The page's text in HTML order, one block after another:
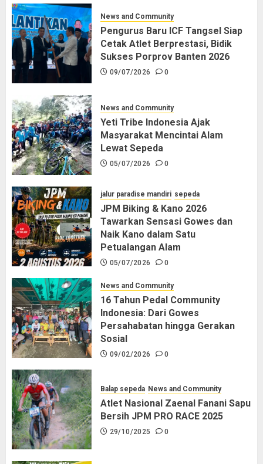
News and Community
Pengurus Baru ICF Tangsel Siap
Cetak Atlet Berprestasi, Bidik
Sukses Porprov Banten 2026
09/07/2026 0
News and Community
Yeti Tribe Indonesia Ajak
Masyarakat Mencintai Alam
Lewat Sepeda
05/07/2026 0
jalur paradise mandiri sepeda
JPM Biking & Kano 2026
Tawarkan Sensasi Gowes dan
Naik Kano dalam Satu
Petualangan Alam
05/07/2026 0
News and Community
16 Tahun Pedal Community
Indonesia: Dari Gowes
Persahabatan hingga Gerakan
Sosial
09/02/2026 0
Balap sepeda News and Community
Atlet Nasional Zaenal Fanani Sapu
Bersih JPM PRO RACE 2025
29/10/2025 0